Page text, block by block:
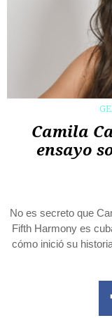
Camila
ensayo
No es secreto que
Fifth Harmony es
cómo inició su